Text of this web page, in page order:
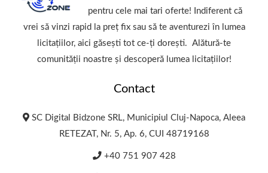
pentru cele mai tari oferte! Indiferent că
vrei să vinzi rapid la preț fix sau să te aventurezi în lumea
licitațiilor, aici găsești tot ce-ți dorești. Alătură-te
comunității noastre și descoperă lumea licitațiilor!
Contact
SC Digital Bidzone SRL, Municipiul Cluj-Napoca, Aleea
RETEZAT, Nr. 5, Ap. 6, CUI 48719168
+40 751 907 428